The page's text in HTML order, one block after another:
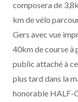
composera de
km de vélo
Gers avec vue
40km de course à
public attaché à
plus tard dans la
honorable